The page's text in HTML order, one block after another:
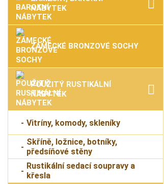
NÁBYTEK
ZÁMECKÉ BRONZOVÉ SOCHY
POUŽITÝ RUSTIKÁLNÍ
NÁBYTEK
Vitríny, komody, skleníky
Skříně, ložnice, botníky,
předsíňové stěny
Rustikální sedací soupravy a
křesla